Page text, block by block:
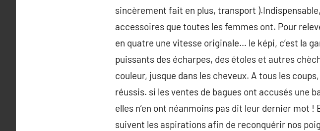
sincèrement fait en plus, transport
accessoires que toutes les femmes ont. Pour
en quatre une vitesse originale… le képi, c’est la
puissants des écharpes, des étoles et autres
couleur, jusque dans les cheveux. A tous les
réussis. si les ventes de bagues ont accusés une
elles n’en ont néanmoins pas dit leur dernier mot
suivent les aspirations afin de reconquérir nos